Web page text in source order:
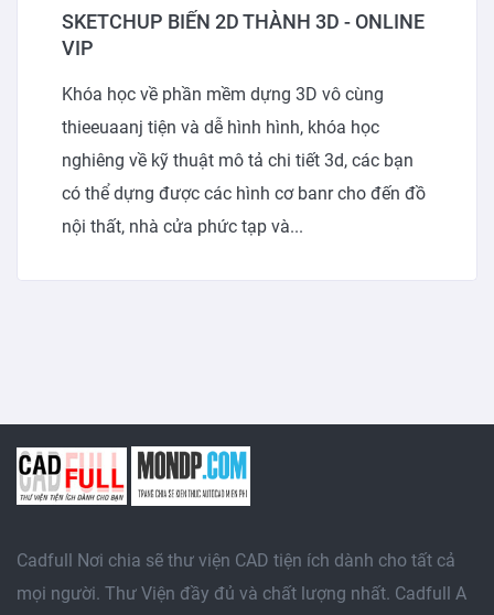
SKETCHUP BIẾN 2D THÀNH 3D - ONLINE
VIP
Khóa học về phần mềm dựng 3D vô cùng
thieeuaanj tiện và dễ hình hình, khóa học
nghiêng về kỹ thuật mô tả chi tiết 3d, các bạn
có thể dựng được các hình cơ banr cho đến đồ
nội thất, nhà cửa phức tạp và...
Cadfull Nơi chia sẽ thư viện CAD tiện ích dành cho tất cả
mọi người. Thư Viện đầy đủ và chất lượng nhất. Cadfull A